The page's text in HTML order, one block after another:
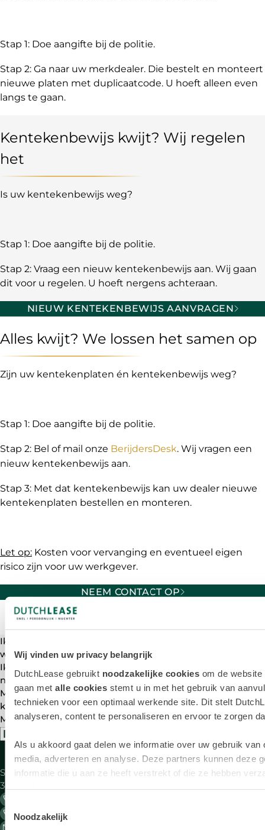
Wij vinden uw privacy belangrijk
DutchLease gebruikt noodzakelijke cookies om de
gaan met alle cookies stemt u in met het gebruik van
technieken voor een optimaal werkende site. Dit stelt
analyseren, content te personaliseren en ervoor te zorgen
Als u akkoord gaat delen we informatie over uw gebruik
media, adverteren en analyse. Deze partners kunnen deze
informatie die u aan ze heeft verstrekt of die ze hebben
Toestemmingsselectie
Noodzakelijk
Stap 1: Doe aangifte bij de politie.
Stap 2: Ga naar uw merkdealer. Die bestelt en monteert
nieuwe platen met duplicaatcode. U hoeft alleen even
langs te gaan.
Kentekenbewijs kwijt? Wij regelen
het
Is uw kentekenbewijs weg?
Stap 1: Doe aangifte bij de politie.
Stap 2: Vraag een nieuw kentekenbewijs aan. Wij gaan
dit voor u regelen. U hoeft nergens achteraan.
NIEUW KENTEKENBEWIJS AANVRAGEN
Alles kwijt? We lossen het samen op
Zijn uw kentekenplaten én kentekenbewijs weg?
Stap 1: Doe aangifte bij de politie.
Stap 2: Bel of mail onze BerijdersDesk. Wij vragen een
nieuw kentekenbewijs aan.
Stap 3: Met dat kentekenbewijs kan uw dealer nieuwe
kentekenplaten bestellen en monteren.
Let op: Kosten voor vervanging en eventueel eigen
risico zijn voor uw werkgever.
NEEM CONTACT OP
Veelgestelde vragen over Inbraak en Diefstal
Ik ben mijn kentekenbewijs verloren of deze is gestolen,
wat nu?
Ik heb schade aan mijn auto door inbraak. Wat moet ik
nu doen?
Mijn kentekenplaten zijn gestolen of ik ben mijn
kentekenplaat verloren. Wat moet ik doen?
Mijn leaseauto is gestolen en nu?
Saturnus 1
3824 ME Amersfoort
033 - 45 49 550 Berijdersdesk 24/7
Aanbod
Alle merken